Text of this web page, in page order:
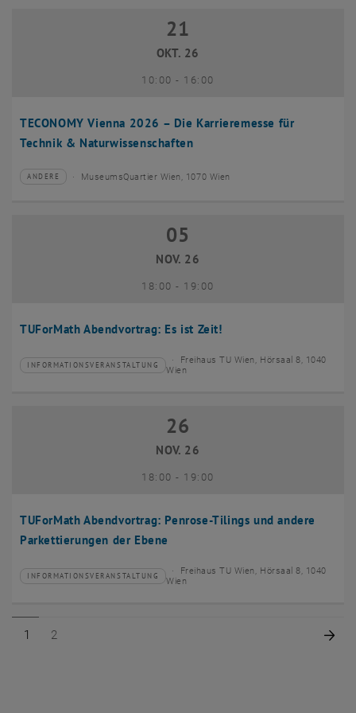
TECONOMY Vienna 2026 – Die Karrieremesse für
Technik & Naturwissenschaften
21 Oktober 2026
21
OKT. 26
10:00- bis
16:00
Veranstaltungstyp:
ANDERE
Veranstaltungsort:MuseumsQuartier Wien, 1070 Wien
TUForMath Abendvortrag: Es ist Zeit!
05 November 2026
05
NOV. 26
18:00- bis
19:00
Veranstaltungstyp:
INFORMATIONSVERANSTALTUNG
Veranstaltungsort:
Freihaus TU Wien, Hörsaal 8, 1040
Wien
TUForMath Abendvortrag: Penrose-Tilings und andere
Parkettierungen der Ebene
26 November 2026
26
NOV. 26
18:00- bis
19:00
Veranstaltungstyp:
INFORMATIONSVERANSTALTUNG
Veranstaltungsort:
Freihaus TU Wien, Hörsaal 8, 1040
Wien
Seite 1 von 2
1 Seite 2 von 2
2